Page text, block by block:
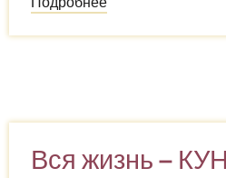
учит
искусству
Вся жизнь –